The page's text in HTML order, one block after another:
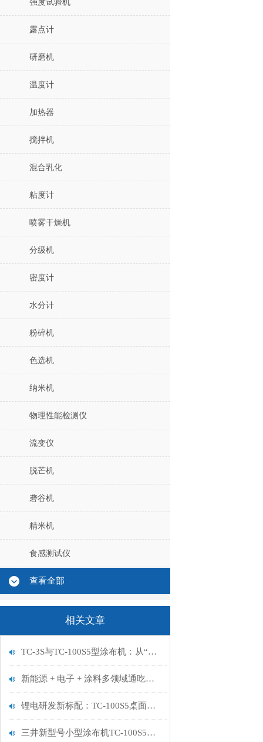
强度试验机
露点计
研磨机
温度计
加热器
搅拌机
混合乳化
粘度计
喷雾干燥机
分级机
密度计
水分计
粉碎机
色选机
纳米机
物理性能检测仪
流变仪
脱芒机
砻谷机
精米机
食感测试仪
查看全部
相关文章
TC-3S与TC-100S5型涂布机：从“标准研发”到“极限场景”的精密涂布双雄
新能源 + 电子 + 涂料多领域通吃！mitsuiec TC-3S 涂布机实力出圈
锂电研发新标配：TC-100S5桌面涂布机如何加速正负极片原型的制备与验证？
三井新型号小型涂布机TC-100S5的特点介绍